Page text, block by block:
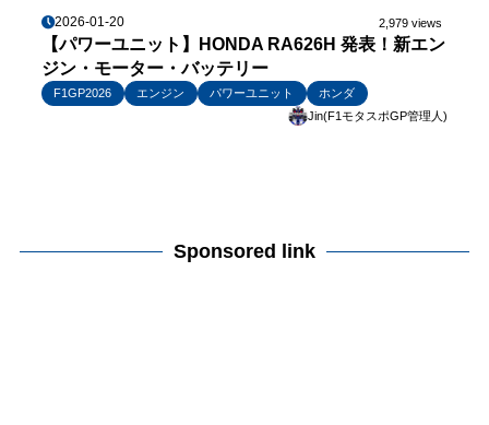
2026-01-20 2,979 views
【パワーユニット】HONDA RA626H 発表！新エン
ジン・モーター・バッテリー
F1GP2026 エンジン パワーユニット
ホンダ
Jin(F1モタスポGP管理人)
Sponsored link